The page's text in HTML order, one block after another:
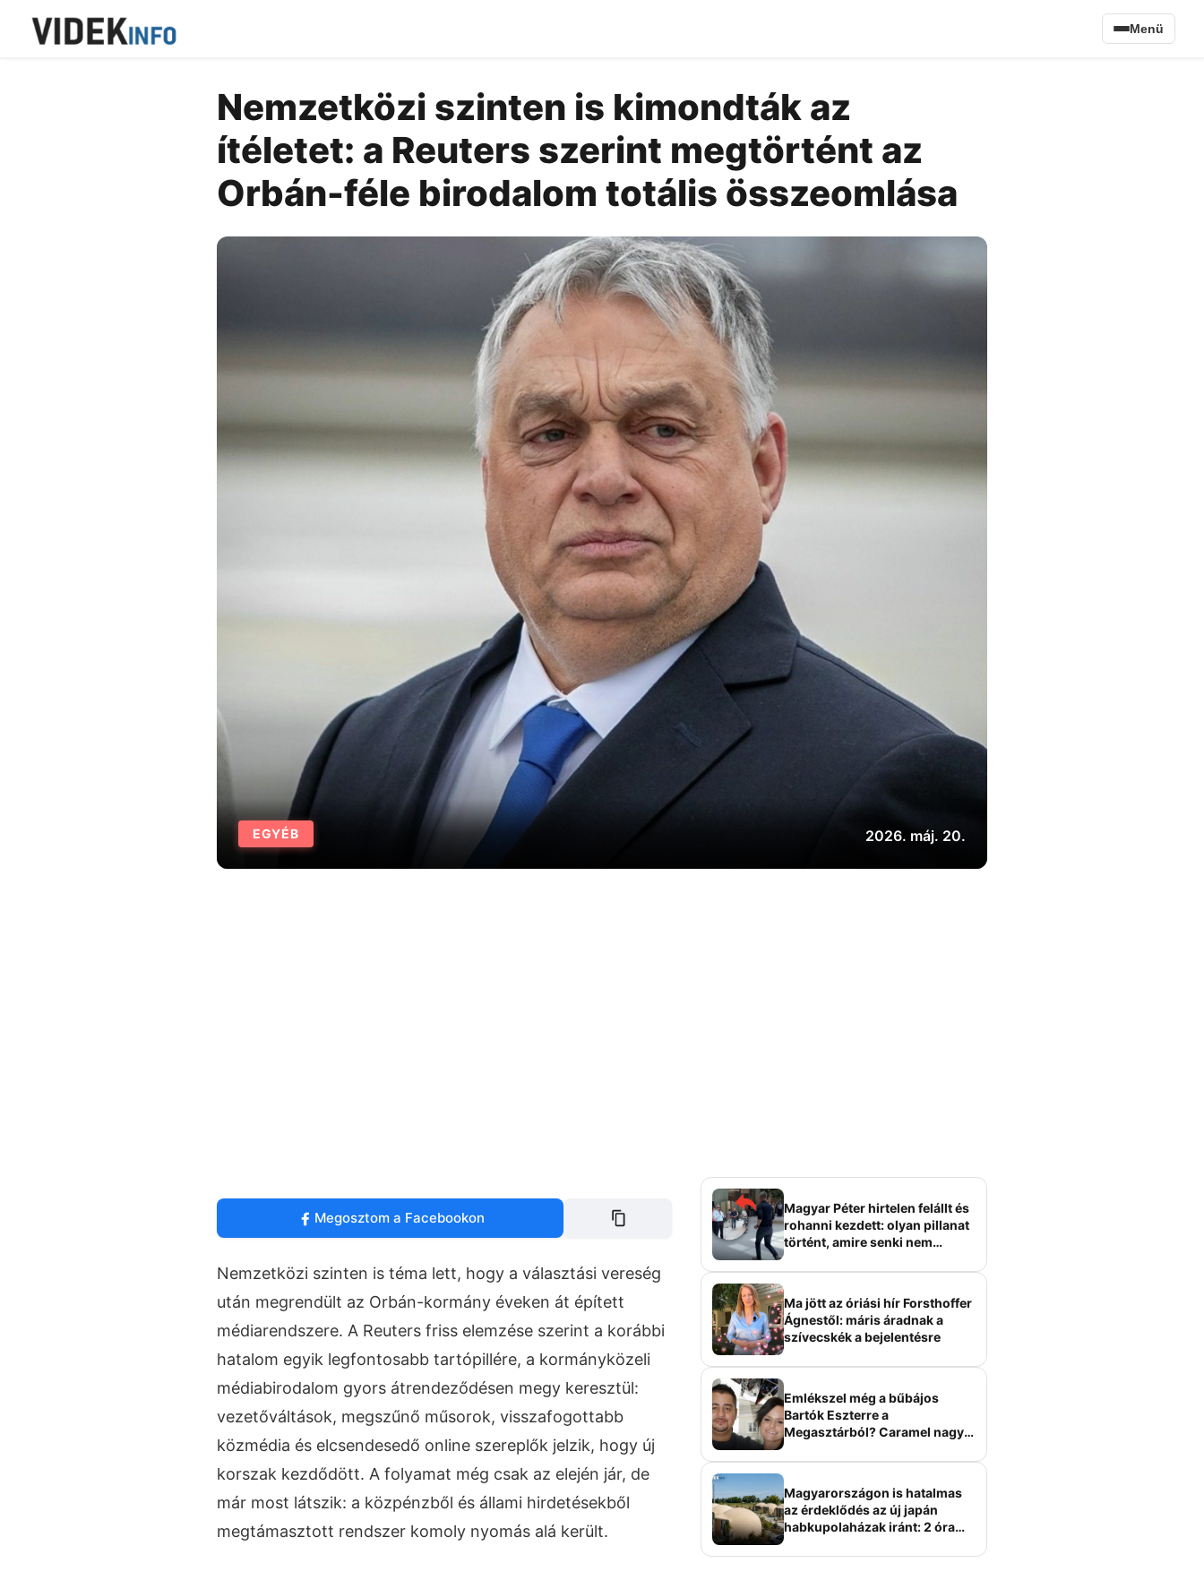
Menü
Nemzetközi szinten is kimondták az
ítéletet: a Reuters szerint megtörtént az
Orbán-féle birodalom totális összeomlása
EGYÉB 2026. máj. 20.
Megosztom a Facebookon
Nemzetközi szinten is téma lett, hogy a választási vereség
után megrendült az Orbán-kormány éveken át épített
médiarendszere. A Reuters friss elemzése szerint a korábbi
hatalom egyik legfontosabb tartópillére, a kormányközeli
médiabirodalom gyors átrendeződésen megy keresztül:
vezetőváltások, megszűnő műsorok, visszafogottabb
közmédia és elcsendesedő online szereplők jelzik, hogy új
korszak kezdődött. A folyamat még csak az elején jár, de
már most látszik: a közpénzből és állami hirdetésekből
megtámasztott rendszer komoly nyomás alá került.
Magyar Péter hirtelen felállt és
rohanni kezdett: olyan pillanat
történt, amire senki nem
Ma jött az óriási hír Forsthoffer
Ágnestől: máris áradnak a
szívecskék a bejelentésre
Emlékszel még a bűbájos
Bartók Eszterre a
Megasztárból? Caramel nagy
Magyarországon is hatalmas
az érdeklődés az új japán
habkupolaházak iránt: 2 óra
elképesztő áron hirdetik őket